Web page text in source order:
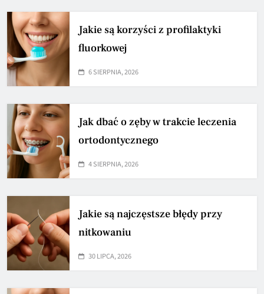
Jakie są korzyści z profilaktyki
fluorkowej
6 SIERPNIA, 2026
Jak dbać o zęby w trakcie leczenia
ortodontycznego
4 SIERPNIA, 2026
Jakie są najczęstsze błędy przy
nitkowaniu
30 LIPCA, 2026